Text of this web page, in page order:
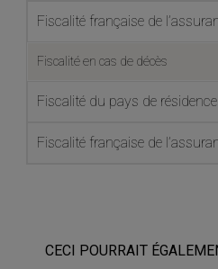
Fiscalité française de
Fiscalité en cas de décès
Fiscalité du pays de
Fiscalité française de
CECI POURRAIT